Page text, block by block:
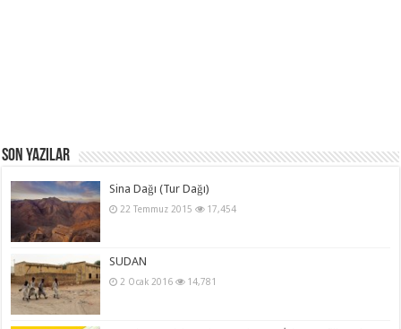
Son Yazılar
Sina Dağı (Tur Dağı)
22 Temmuz 2015 17,454
SUDAN
2 Ocak 2016 14,781